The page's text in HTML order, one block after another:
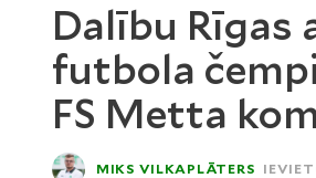
Dalību Rīgas
futbola
FS Metta
MIKS VILKAPLĀTERS